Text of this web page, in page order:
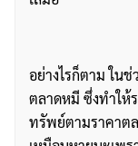
อย่างไรก็ตาม ในช่
ตลาดหมี ซึ่งทำให้
ทรัพย์ตามราคาตล